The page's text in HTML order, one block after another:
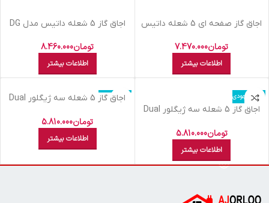
اجاق گاز صفحه ای 5 شعله داتیس
تومان7.470.000
اطلاعات بیشتر
اجاق گاز 5 شعله داتیس مدل DG
تومان8.460.000
اطلاعات بیشتر
اتمام موجودی
اجاق گاز 5 شعله سه ژیگلور Dual
تومان5.810.000
اطلاعات بیشتر
اتمام موجودی
اجاق گاز 5 شعله سه ژیگلور Dual
تومان5.810.000
اطلاعات بیشتر